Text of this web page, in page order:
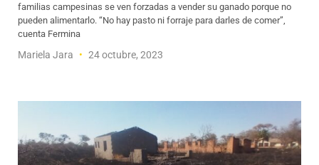
familias campesinas se ven forzadas a vender su ganado porque no
pueden alimentarlo. “No hay pasto ni forraje para darles de comer”,
cuenta Fermina
Mariela Jara 24 octubre, 2023